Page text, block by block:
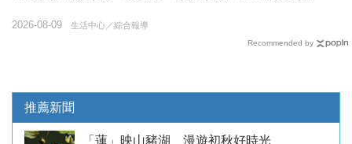
生活中心／綜合報導
2026-08-09
Recommended by
推薦新聞
「蓮」映山豬湖 漫遊初秋好時光